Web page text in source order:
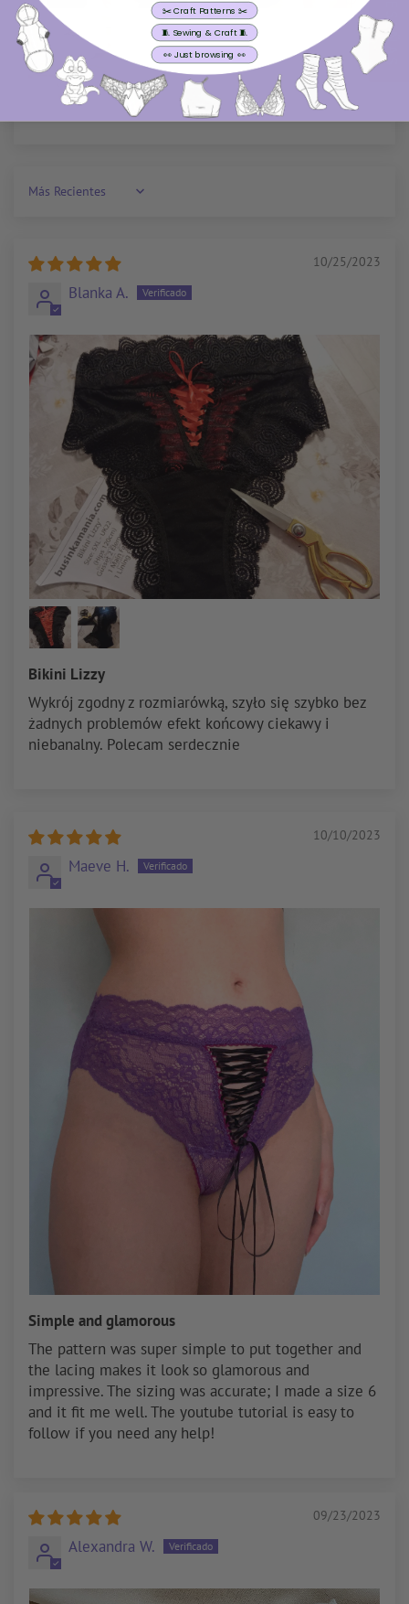
Sort by
10/25/2023
Blanka A.
Bikini Lizzy
Wykrój zgodny z rozmiarówką, szyło się szybko bez
żadnych problemów efekt końcowy ciekawy i
niebanalny. Polecam serdecznie
10/10/2023
Maeve H.
Simple and glamorous
The pattern was super simple to put together and
the lacing makes it look so glamorous and
impressive. The sizing was accurate; I made a size 6
and it fit me well. The youtube tutorial is easy to
follow if you need any help!
09/23/2023
Alexandra W.
✂️ Craft Patterns ✂️
🧵 Sewing & Craft 🧵
👀 Just browsing 👀